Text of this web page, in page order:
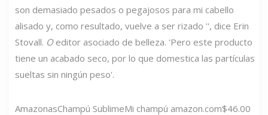
son demasiado pesados ​​o pegajosos para mi cabello
alisado y, como resultado, vuelve a ser rizado '', dice Erin
Stovall. Oeditor asociado de belleza. 'Pero este producto
tiene un acabado seco, por lo que domestica las partículas
sueltas sin ningún peso'.
AmazonasChampú SublimeMi champú amazon.com$46.00